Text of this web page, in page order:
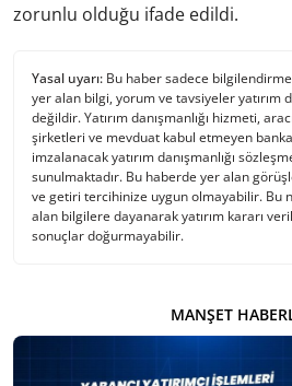
zorunlu olduğu ifade edildi.
Yasal uyarı: Bu haber sadece bilgilendirme
yer alan bilgi, yorum ve tavsiyeler yatırım
değildir. Yatırım danışmanlığı hizmeti,
şirketleri ve mevduat kabul etmeyen
imzalanacak yatırım danışmanlığı
sunulmaktadır. Bu haberde yer alan
ve getiri tercihinize uygun olmayabilir. Bu
alan bilgilere dayanarak yatırım kararı
sonuçlar doğurmayabilir.
MANŞET